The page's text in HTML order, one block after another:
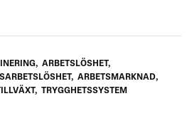
, ARBETSLÖSHET,
, ARBETSMARKNAD,
, TRYGGHETSSYSTEM